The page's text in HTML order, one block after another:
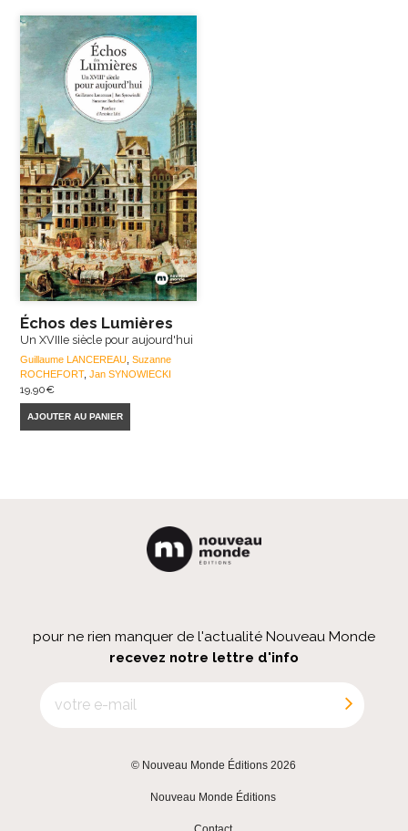
Échos des Lumières
Un XVIIIe siècle pour aujourd'hui
Guillaume LANCEREAU ,Suzanne
ROCHEFORT,Jan SYNOWIECKI
19,90€
AJOUTER AU PANIER
pour ne rien manquer de l'actualité Nouveau Monde
recevez notre lettre d'info
© Nouveau Monde Éditions 2026
Nouveau Monde Éditions